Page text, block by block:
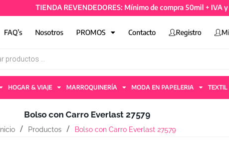
TIENDA REVENDEDORES: Mínimo de compra 50mil + IVA y
FAQ’s Nosotros PROMOS Contacto Registro
HOGAR & VIAJE MARROQUINERÍA MODA EN PAPELERIA TEXTIL
Bolso con Carro Everlast 27579
Inicio Productos Bolso con Carro Everlast 27579